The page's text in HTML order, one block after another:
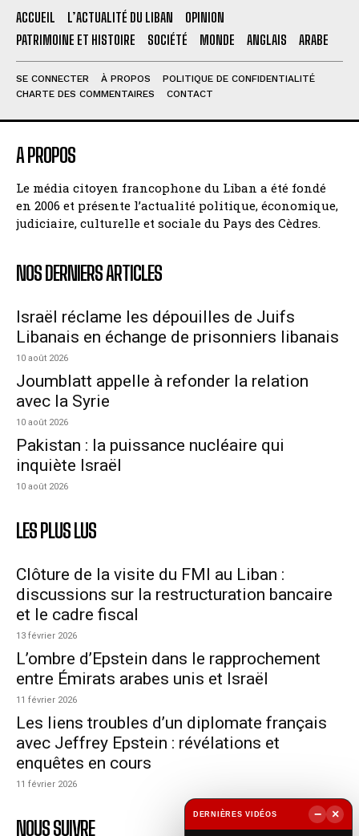
ACCUEIL L’ACTUALITÉ DU LIBAN
OPINION
PATRIMOINE ET HISTOIRE
SOCIÉTÉ MONDE ANGLAIS ARABE
SE CONNECTER À PROPOS
POLITIQUE DE CONFIDENTIALITÉ
CHARTE DES COMMENTAIRES
CONTACT
A PROPOS
Le média citoyen francophone du Liban a été fondé
en 2006 et présente l’actualité politique, économique,
judiciaire, culturelle et sociale du Pays des Cèdres.
NOS DERNIERS ARTICLES
Israël réclame les dépouilles de Juifs
Libanais en échange de prisonniers libanais
10 août 2026
Joumblatt appelle à refonder la relation
avec la Syrie
10 août 2026
Pakistan : la puissance nucléaire qui
inquiète Israël
10 août 2026
LES PLUS LUS
Clôture de la visite du FMI au Liban :
discussions sur la restructuration bancaire
et le cadre fiscal
13 février 2026
L’ombre d’Epstein dans le rapprochement
entre Émirats arabes unis et Israël
11 février 2026
Les liens troubles d’un diplomate français
avec Jeffrey Epstein : révélations et
enquêtes en cours
11 février 2026
NOUS SUIVRE
DERNIÈRES VIDÉOS −
×